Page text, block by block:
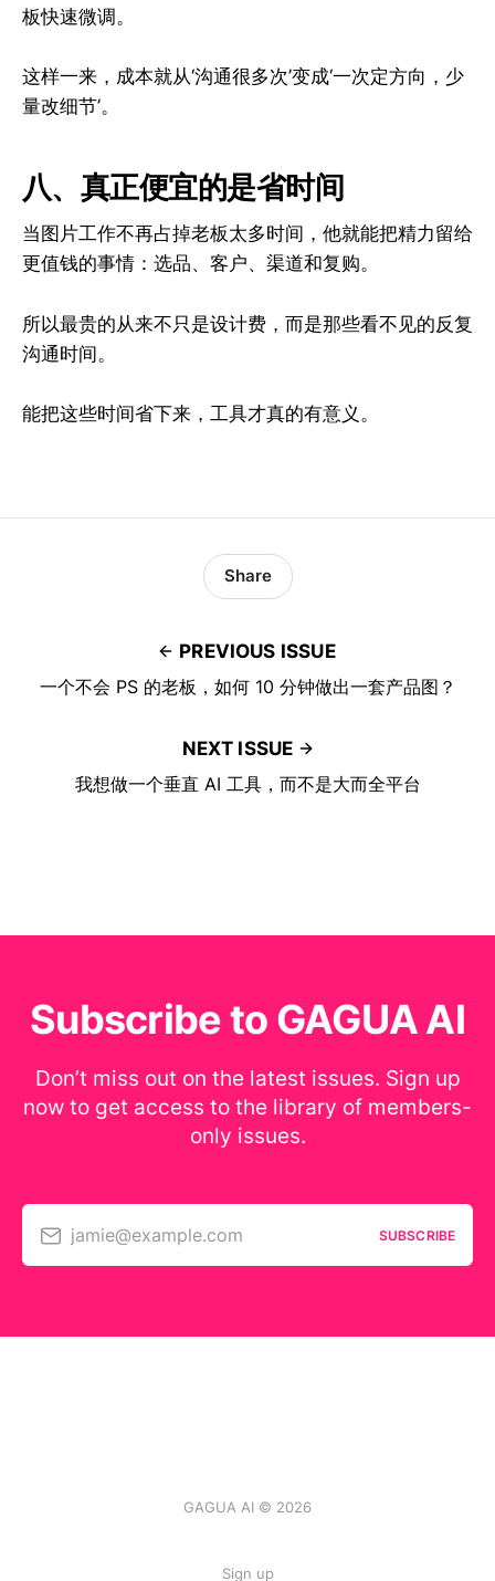
板快速微调。
这样一来，成本就从‘沟通很多次’变成‘一次定方向，少
量改细节’。
八、真正便宜的是省时间
当图片工作不再占掉老板太多时间，他就能把精力留给
更值钱的事情：选品、客户、渠道和复购。
所以最贵的从来不只是设计费，而是那些看不见的反复
沟通时间。
能把这些时间省下来，工具才真的有意义。
PREVIOUS ISSUE
一个不会 PS 的老板，如何 10 分钟做出一套产品图？
Share
NEXT ISSUE
我想做一个垂直 AI 工具，而不是大而全平台
Subscribe to GAGUA AI
Don’t miss out on the latest issues. Sign up
now to get access to the library of members-
only issues.
jamie@example.com SUBSCRIBE
GAGUA AI © 2026
Sign up